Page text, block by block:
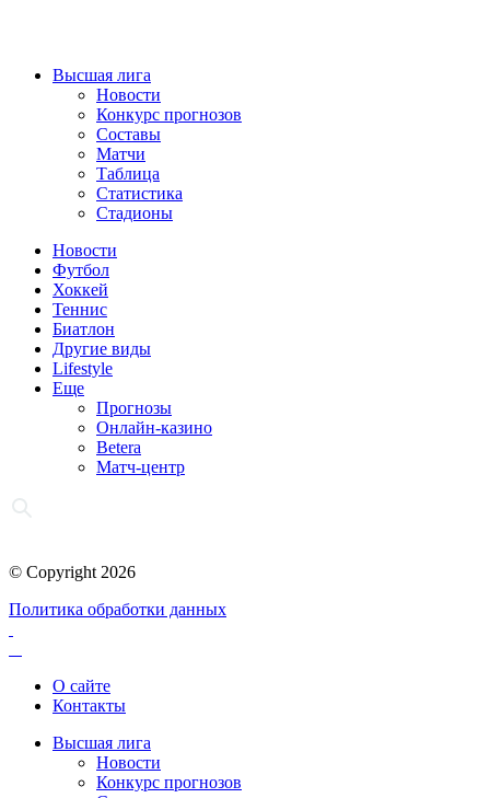
Высшая лига
Новости
Конкурс прогнозов
Составы
Матчи
Таблица
Статистика
Стадионы
Новости
Футбол
Хоккей
Теннис
Биатлон
Другие виды
Lifestyle
Еще
Прогнозы
Онлайн-казино
Betera
Матч-центр
© Copyright 2026
Политика обработки данных
О сайте
Контакты
Высшая лига
Новости
Конкурс прогнозов